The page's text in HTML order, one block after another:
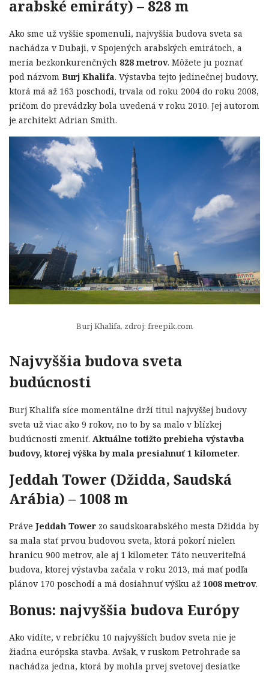
arabské emiráty) – 828 m
Ako sme už vyššie spomenuli, najvyššia budova sveta sa
nachádza v Dubaji, v Spojených arabských emirátoch, a
meria bezkonkurenčných 828 metrov. Môžete ju poznať
pod názvom Burj Khalifa. Výstavba tejto jedinečnej budovy,
ktorá má až 163 poschodí, trvala od roku 2004 do roku 2008,
pričom do prevádzky bola uvedená v roku 2010. Jej autorom
je architekt Adrian Smith.
Burj Khalifa, zdroj: freepik.com
Najvyššia budova sveta
budúcnosti
Burj Khalifa síce momentálne drží titul najvyššej budovy
sveta už viac ako 9 rokov, no to by sa malo v blízkej
budúcnosti zmeniť. Aktuálne totižto prebieha výstavba
budovy, ktorej výška by mala presiahnuť 1 kilometer.
Jeddah Tower (Džidda, Saudská
Arábia) – 1008 m
Práve Jeddah Tower zo saudskoarabského mesta Džidda by
sa mala stať prvou budovou sveta, ktorá pokorí nielen
hranicu 900 metrov, ale aj 1 kilometer. Táto neuveriteľná
budova, ktorej výstavba začala v roku 2013, má mať podľa
plánov 170 poschodí a má dosiahnuť výšku až 1008 metrov.
Bonus: najvyššia budova Európy
Ako vidíte, v rebríčku 10 najvyšších budov sveta nie je
žiadna európska stavba. Avšak, v ruskom Petrohrade sa
nachádza jedna, ktorá by mohla prvej svetovej desiatke